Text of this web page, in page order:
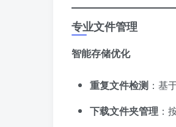
专业文件管理
​智能存储优化​
​重复文件检测​ ：基
​下载文件夹管理​ ：